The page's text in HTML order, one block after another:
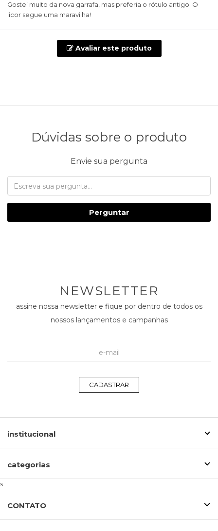
Gostei muito da nova garrafa, mas preferia o rótulo antigo. O
licor segue uma maravilha!
Avaliar este produto
Dúvidas sobre o produto
Envie sua pergunta
Perguntar
NEWSLETTER
assine nossa newsletter e fique por dentro de todos os
nossos lançamentos e campanhas
CADASTRAR
institucional
categorias
s
CONTATO